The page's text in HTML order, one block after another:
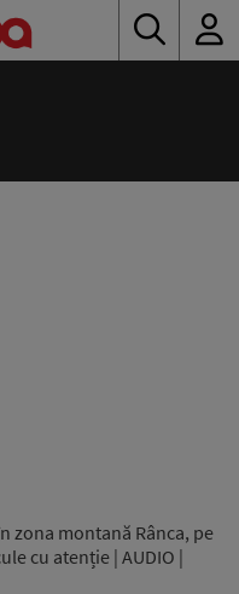
zona montană Rânca, pe
cu atenție | AUDIO |